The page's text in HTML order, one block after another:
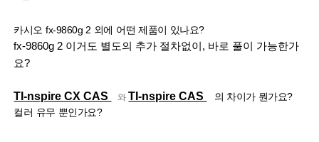
카시오 fx-9860g 2 외에 어떤 제품이 있나요?
fx-9860g 2 이거도 별도의 추가 절차없이, 바로 풀이 가능한가
요?
TI-nspire CX CAS 와 TI-nspire CAS
의 차이가 뭔가요?
컬러 유무 뿐인가요?